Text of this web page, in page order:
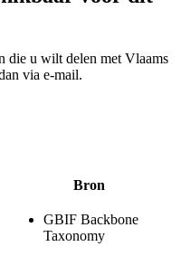
die u wilt delen met Vlaams
via e-mail.
Bron
GBIF Backbone
Taxonomy